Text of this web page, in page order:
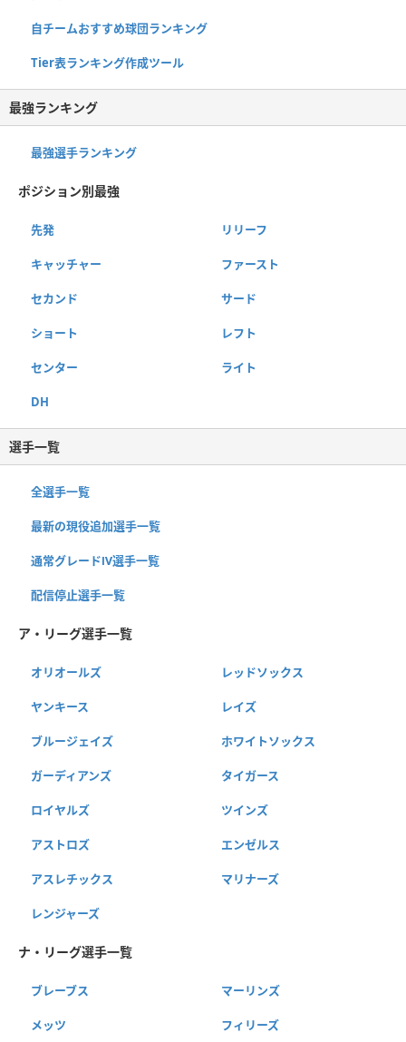
自チームおすすめ球団ランキング
Tier表ランキング作成ツール
最強ランキング
最強選手ランキング
ポジション別最強
先発 リリーフ
キャッチャー ファースト
セカンド サード
ショート レフト
センター ライト
DH
選手一覧
全選手一覧
最新の現役追加選手一覧
通常グレードⅣ選手一覧
配信停止選手一覧
ア・リーグ選手一覧
オリオールズ レッドソックス
ヤンキース レイズ
ブルージェイズ ホワイトソックス
ガーディアンズ タイガース
ロイヤルズ ツインズ
アストロズ エンゼルス
アスレチックス マリナーズ
レンジャーズ
ナ・リーグ選手一覧
ブレーブス マーリンズ
メッツ フィリーズ